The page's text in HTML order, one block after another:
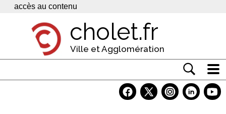
Panneau de gestion des cookies
accès au contenu
cholet.fr
Ville et Agglomération